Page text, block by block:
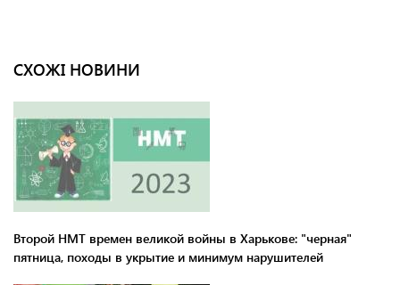
СХОЖІ НОВИНИ
Второй НМТ времен великой войны в Харькове: "черная"
пятница, походы в укрытие и минимум нарушителей